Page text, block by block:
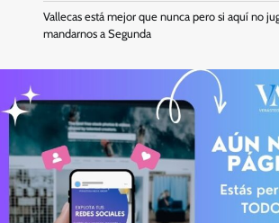
Vallecas está mejor que nunca pero si aquí no
mandarnos a Segunda